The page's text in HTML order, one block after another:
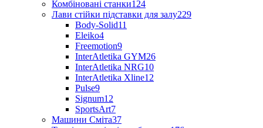
Комбіновані станки124
Лави стійки підставки для залу229
Body-Solid11
Eleiko4
Freemotion9
InterAtletika GYM26
InterAtletika NRG10
InterAtletika Xline12
Pulse9
Signum12
SportsArt7
Машини Сміта37